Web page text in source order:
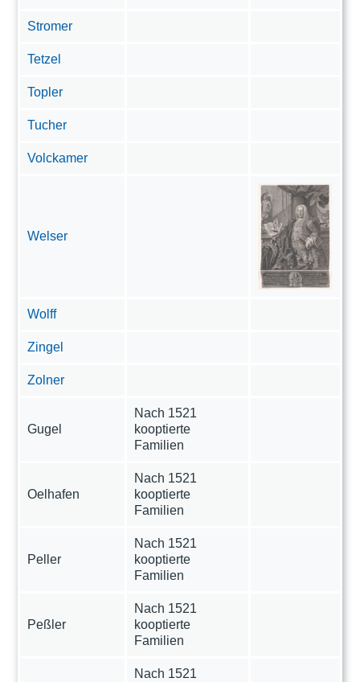
Stromer
Tetzel
Topler
Tucher
Volckamer
Welser
Wolff
Zingel
Zolner
Gugel
Nach 1521
kooptierte
Familien
Oelhafen
Nach 1521
kooptierte
Familien
Peller
Nach 1521
kooptierte
Familien
Peßler
Nach 1521
kooptierte
Familien
Nach 1521